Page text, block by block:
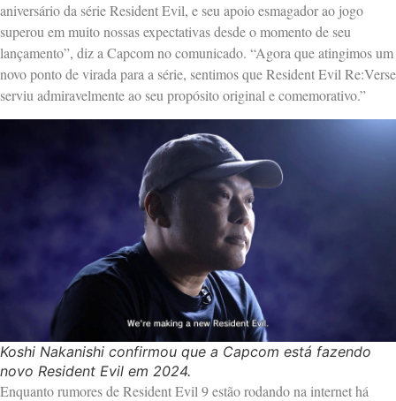
aniversário da série Resident Evil, e seu apoio esmagador ao jogo
superou em muito nossas expectativas desde o momento de seu
lançamento”, diz a Capcom no comunicado. “Agora que atingimos um
novo ponto de virada para a série, sentimos que Resident Evil Re:Verse
serviu admiravelmente ao seu propósito original e comemorativo.”
Koshi Nakanishi confirmou que a Capcom está fazendo
novo Resident Evil em 2024.
Enquanto rumores de Resident Evil 9 estão rodando na internet há